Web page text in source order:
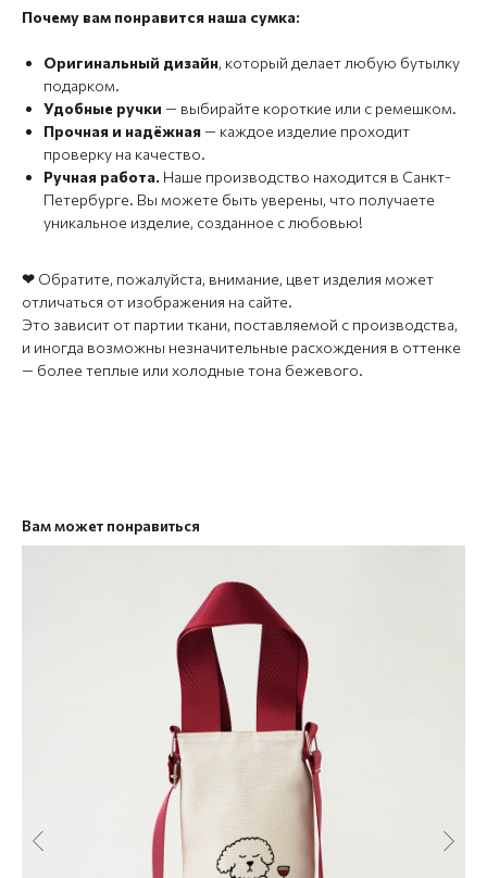
Почему вам понравится наша сумка:
Оригинальный дизайн, который делает любую бутылку
подарком.
Удобные ручки — выбирайте короткие или с ремешком.
Прочная и надёжная — каждое изделие проходит
проверку на качество.
Ручная работа. Наше производство находится в Санкт-
Петербурге. Вы можете быть уверены, что получаете
уникальное изделие, созданное с любовью!
❤ Обратите, пожалуйста, внимание, цвет изделия может
отличаться от изображения на сайте.
Это зависит от партии ткани, поставляемой с производства,
и иногда возможны незначительные расхождения в оттенке
— более теплые или холодные тона бежевого.
Вам может понравиться